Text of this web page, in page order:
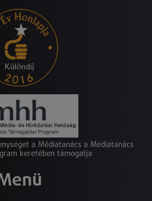
a Médiatanács a Médiatanács
keretében támogatja